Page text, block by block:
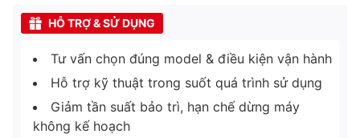
HỖ TRỢ & SỬ DỤNG
Tư vấn chọn đúng model & điều kiện vận hành
Hỗ trợ kỹ thuật trong suốt quá trình sử dụng
Giảm tần suất bảo trì, hạn chế dừng máy
không kế hoạch